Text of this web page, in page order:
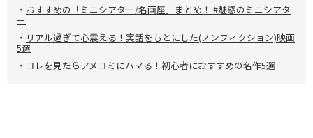
・ おすすめの「ミニシアター/名画座」まとめ！ #魅惑のミニシアタ
ー
・ リアル過ぎて心震える！実話をもとにした(ノンフィクション)映画
5選
・ コレを見たらアメコミにハマる！初心者におすすめの名作5選